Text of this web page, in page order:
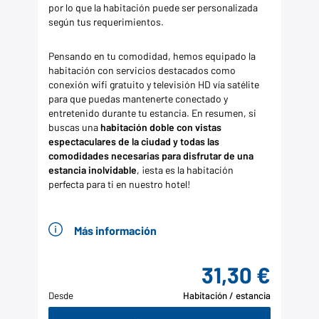
por lo que la habitación puede ser personalizada
según tus requerimientos.
Pensando en tu comodidad, hemos equipado la
habitación con servicios destacados como
conexión wifi gratuito y televisión HD vía satélite
para que puedas mantenerte conectado y
entretenido durante tu estancia. En resumen, si
buscas unahabitación doble con vistas
espectaculares de la ciudad y todas las
comodidades necesarias para disfrutar de una
estancia inolvidable, ¡esta es la habitación
perfecta para ti en nuestro hotel!
Más información
Desde
31,30 €
Habitación / estancia